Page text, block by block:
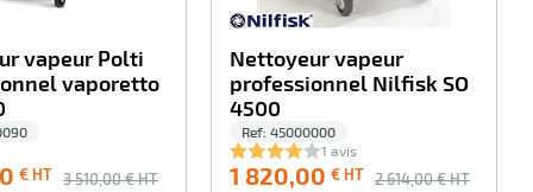
vapeur Polti
vaporetto
€ HT 3 510,00 € HT
Nettoyeur vapeur
professionnel Nilfisk SO
4500
Ref: 45000000
1 avis
1 820,00 € HT 2 614,00 € HT